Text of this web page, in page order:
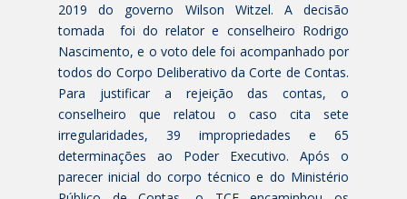
2019 do governo Wilson Witzel. A decisão
tomada foi do relator e conselheiro Rodrigo
Nascimento, e o voto dele foi acompanhado por
todos do Corpo Deliberativo da Corte de Contas.
Para justificar a rejeição das contas, o
conselheiro que relatou o caso cita sete
irregularidades, 39 impropriedades e 65
determinações ao Poder Executivo. Após o
parecer inicial do corpo técnico e do Ministério